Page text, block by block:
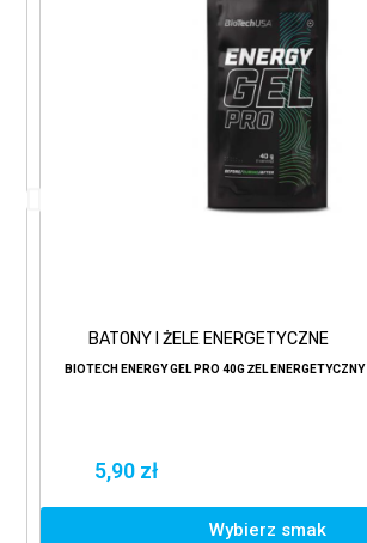
BATONY I ŻELE ENERGETYCZNE
BIOTECH ENERGY GEL PRO 40G ŻEL ENERGETYCZNY
5,90 zł
Wybierz smak